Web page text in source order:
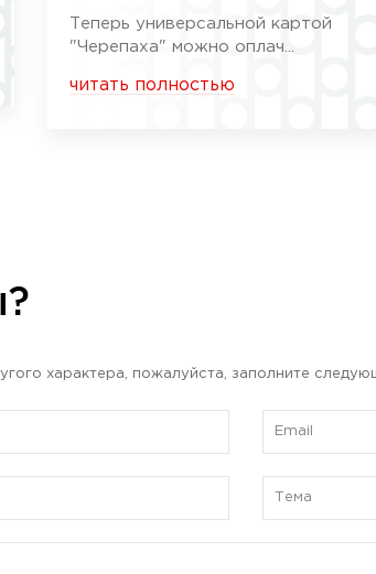
Теперь универсальной картой
"Черепаха" можно оплач...
читать полностью
характера, пожалуйста, заполните